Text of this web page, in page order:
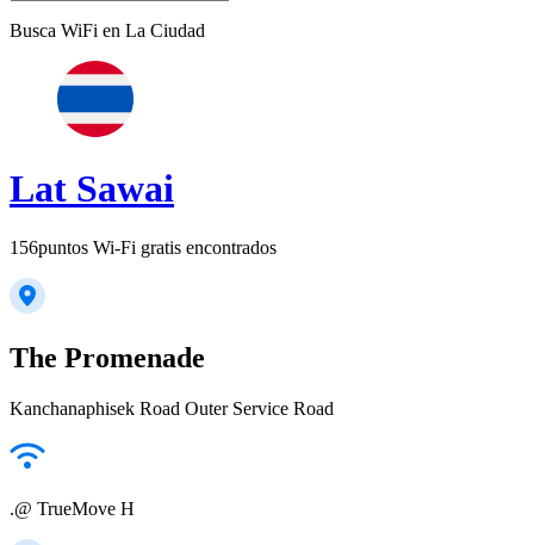
Busca WiFi en La Ciudad
Lat Sawai
156puntos Wi-Fi gratis encontrados
The Promenade
Kanchanaphisek Road Outer Service Road
.@ TrueMove H